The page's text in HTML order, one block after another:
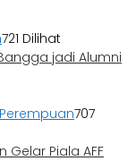
721 Dilihat
jadi Alumni
Perempuan707
Gelar Piala AFF